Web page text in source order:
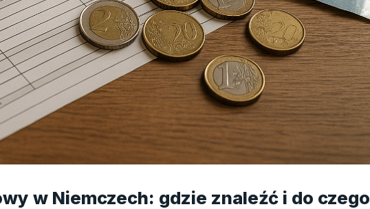
w Niemczech: gdzie znaleźć i do czego